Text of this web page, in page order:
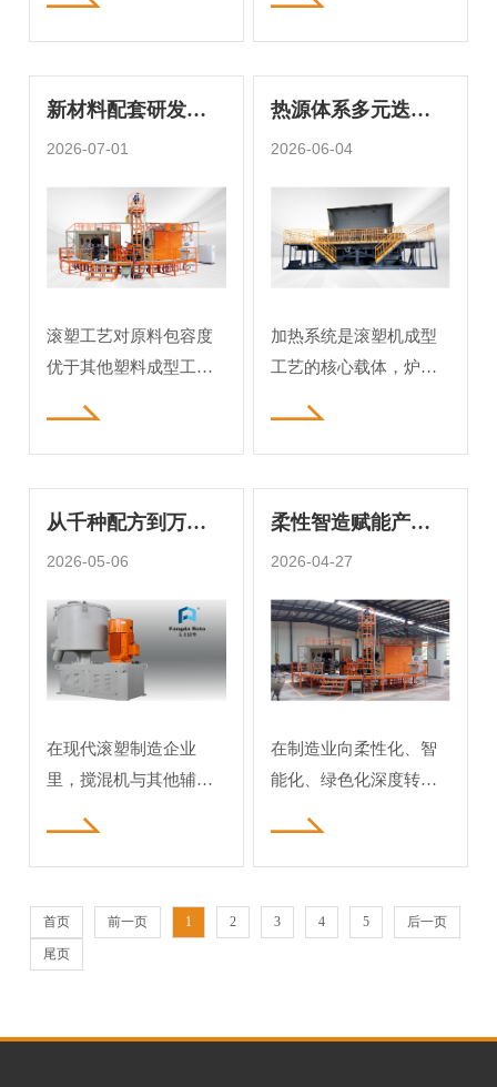
品研发、生产制造的核
心底线。公司长期持有
ISO9001质量管理体系认
证与欧盟CE安全认证，
机制，从设备结构设
计、核心部件选材，到
零件加工、整机装配、
环节都执行标准化管
控，从源头杜绝品质隐
集滚塑设备、模具、辅
机、制品研发、生产、
销售、服务于一体的全
产业链高新技术制造企
力的滚塑设备专业研发
制造基地。公司成立于
2002年，深耕行业20余
化生产基地，凭借稳定
的产品品质、
新材料配套研发，
方大滚塑设备结构
料产业化
2026-07-01
滚塑工艺对原料包容度
优于其他塑料成型工
近些年循环经济理念深
入橡塑加工领域，再生
改性料、生物基可降解
原料在滚塑领域应用范
变化倒逼滚塑机炉体、
温控、回转结构同步优
化升级。常规全新聚乙
现有传统机型即可适配
量产，再生料混杂不
热源体系多元迭
代，方大滚塑依托
全品类原料成型
2026-06-04
加热系统是滚塑机成型
工艺的核心载体，炉体
状态，也是区分设备适
配原料、适用制品品类
的关键条件。国内滚塑
装备发展历程里，热源
环、红外辐射、电热分
区多轮技术更迭，不同
热源方案对应差异化生
已经难以兼顾全行业制
品加工需求。早年
从千种配方到万款
制品：搅混机在滚
上启下作用
2026-05-06
在现代滚塑制造企业
里，搅混机与其他辅机
一台滚塑机往往需要与
磨粉机、上料机、冷水
机等多台辅助设备协同
作业，而搅混机恰好处
柔性智造赋能产业
发展——方大独立
塑行业提质增效
2026-04-27
在制造业向柔性化、智
能化、绿色化深度转型
行生产模式，进入“多品
种、小批量、高精度、
短交期”的柔性制造新阶
首页 前一页 1 2 3 4 5 后一页
尾页